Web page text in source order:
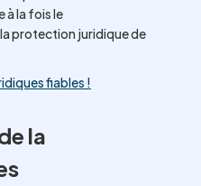
à la fois le
protection juridique de
fiables !
la